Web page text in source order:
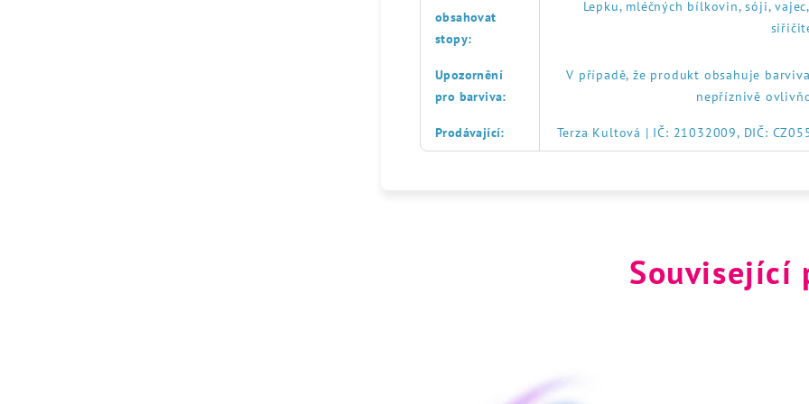
obsahovat
stopy:
Lepku, mléčných bílkovin, sóji,
Upozornění
pro barviva:
V případě, že produkt obsahuje
nepříznivě
Prodávající: Terza Kultová | IČ: 21032009, DIČ:
Související